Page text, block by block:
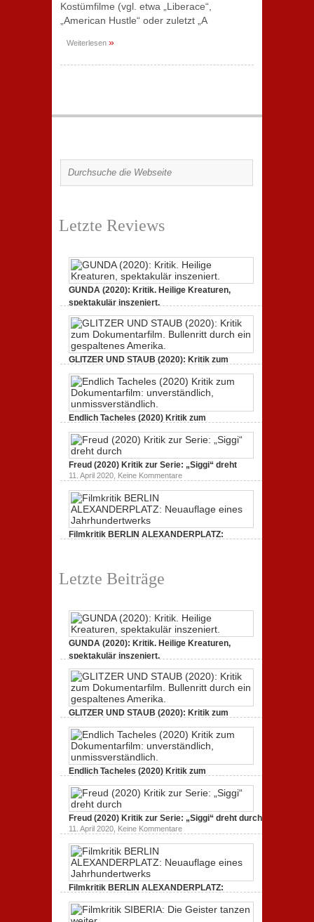
Kostümfilme (vgl. etwa „Liberace“,
„American Hustle“ oder zuletzt „A
Weiterlesen »
Letzte Reviews
GUNDA (2020): Kritik. Heilige Kreaturen,
spektakulär inszeniert.
GUNDA
(2020):
Kritik.
Kreaturen,
spektakulär
GLITZER UND STAUB (2020): Kritik zum
Dokumentarfilm.
3. Oktober 2020,Keine Kommentare zu
GLITZER
UND
(2020):
Kritik
zum
Dokumentarfilm.
durch
ein
Amerika.
Endlich Tacheles (2020) Kritik zum
Dokumentarfilm: unverständlich,
19. Mai 2020,Keine Kommentarezu
Tacheles
(2020)
Kritik
zum
Dokumentarfilm:
unmissverständlich.
Freud (2020) Kritik zur Serie: „Siggi“ dreht
11. April 2020, Keine Kommentarezu
Freud
(2020)
zur
dreht
durch
Filmkritik BERLIN ALEXANDERPLATZ:
Letzte Beiträge
GUNDA (2020): Kritik. Heilige Kreaturen,
spektakulär inszeniert.
GUNDA
(2020):
Kritik.
Kreaturen,
spektakulär
GLITZER UND STAUB (2020): Kritik zum
Dokumentarfilm. Bullenritt durch ein
gespaltenes Amerika.
3. Oktober 2020,Keine Kommentarezu
UND
STAUB
Kritik
zum
Bullenritt
durch
ein
Endlich Tacheles (2020) Kritik zum
Dokumentarfilm: unverständlich,
unmissverständlich.
19. Mai 2020,Keine Kommentare
Endlich
Tacheles
(2020)
unverständlich,
Freud (2020) Kritik zur Serie: „Siggi“ dreht durch
11. April 2020, Keine Kommentarezu
Freud
(2020)
zur
dreht
durch
Filmkritik BERLIN ALEXANDERPLATZ:
Neuauflage eines Jahrhundertwerks
1. März 2020,Keine Kommentarezu